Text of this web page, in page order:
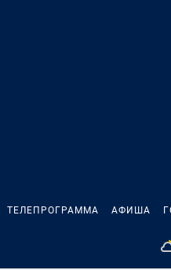
ТЕЛЕПРОГРАММА АФИША